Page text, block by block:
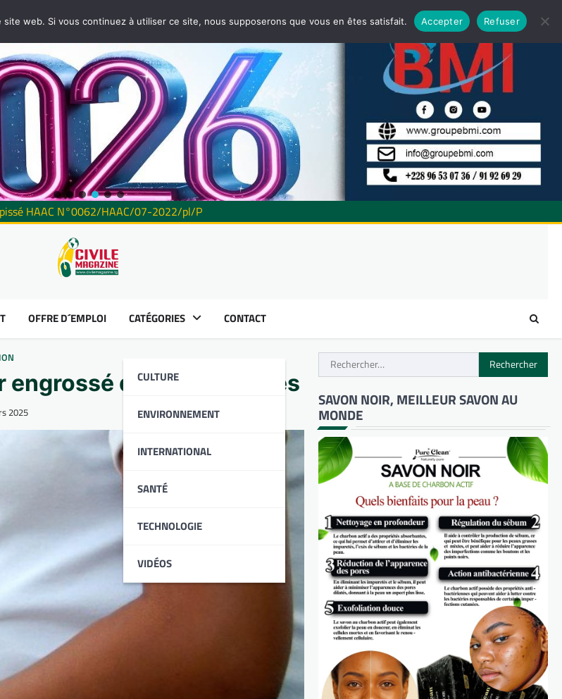
HAAC N°0062/HAAC/07-2022/pl/P
OFFRE D´EMPLOI CATÉGORIES
CULTURE
ENVIRONNEMENT
INTERNATIONAL
SANTÉ
TECHNOLOGIE
VIDÉOS
CONTACT
engrossé des élèves-filles
2025
Rechercher :
SAVON NOIR, MEILLEUR SAVON AU
MONDE
web. Si vous continuez à utiliser ce site, nous supposerons que vous en êtes satisfait. Accepter Refuser